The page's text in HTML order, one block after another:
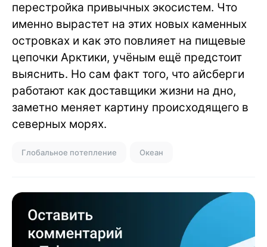
перестройка привычных экосистем. Что
именно вырастет на этих новых каменных
островках и как это повлияет на пищевые
цепочки Арктики, учёным ещё предстоит
выяснить. Но сам факт того, что айсберги
работают как доставщики жизни на дно,
заметно меняет картину происходящего в
северных морях.
Глобальное потепление Океан